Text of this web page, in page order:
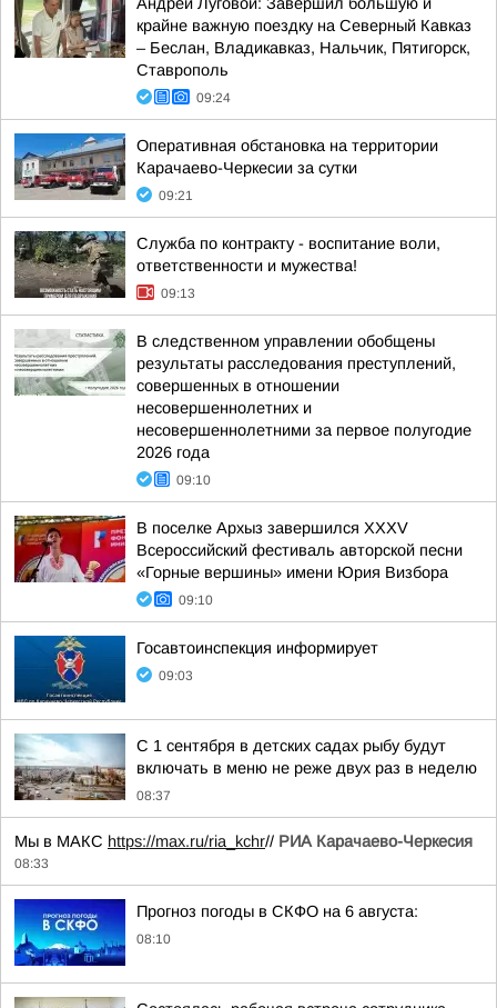
крайне важную поездку на Северный Кавказ
– Беслан, Владикавказ, Нальчик, Пятигорск,
Ставрополь
09:24
Оперативная обстановка на территории
Карачаево-Черкесии за сутки
09:21
Служба по контракту - воспитание воли,
ответственности и мужества!
09:13
В следственном управлении обобщены
результаты расследования преступлений,
совершенных в отношении
несовершеннолетних и
несовершеннолетними за первое полугодие
2026 года
09:10
В поселке Архыз завершился XXXV
Всероссийский фестиваль авторской песни
«Горные вершины» имени Юрия Визбора
09:10
Госавтоинспекция информирует
09:03
С 1 сентября в детских садах рыбу будут
включать в меню не реже двух раз в неделю
08:37
Мы в МАКС https://max.ru/ria_kchr// РИА Карачаево-Черкесия
08:33
Прогноз погоды в СКФО на 6 августа:
08:10